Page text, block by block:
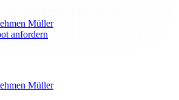
Müller
anfordern
Müller